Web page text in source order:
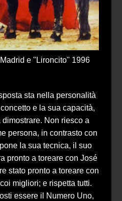
e "Lironcito" 1996
sta nella personalità
e la sua capacità,
Non riesco a
persona, in contrasto con
la sua tecnica, il suo
pronto a toreare con José
stato pronto a toreare con
migliori; e rispetta tutti.
essere il Numero Uno,